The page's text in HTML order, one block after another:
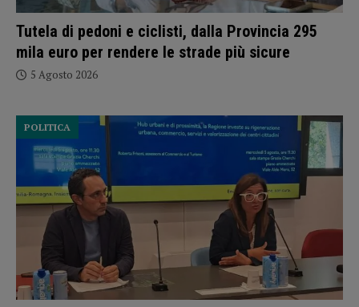
Tutela di pedoni e ciclisti, dalla Provincia 295
mila euro per rendere le strade più sicure
5 Agosto 2026
POLITICA